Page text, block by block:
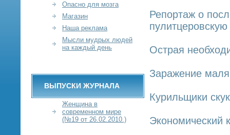
Репортаж о
Острая
Заражение
Курильщики
Экономический
Опасно для мозга
Магазин
Наша реклама
Мысли мудрых людей
на каждый день
ВЫПУСКИ ЖУРНАЛА
Женщина в
современном мире
(№19 от 26.02.2010.)